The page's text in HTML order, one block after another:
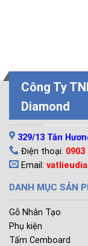
Công Ty
Diamond
LIÊN HỆ
329/13 Tân
Điện thoại: 0903
Email:
DANH MỤC SẢN
Gỗ Nhân Tạo
Phụ kiện
Tấm Cemboard